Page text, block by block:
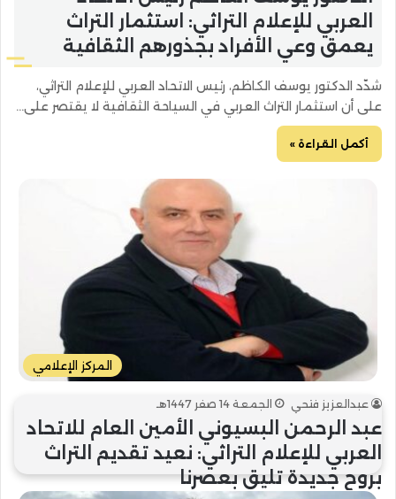
العربي للإعلام التراثي: استثمار التراث
يعمق وعي الأفراد بجذورهم الثقافية
شدّد الدكتور يوسف الكاظم، رئيس الاتحاد العربي للإعلام التراثي،
على أن استثمار التراث العربي في السياحة الثقافية لا يقتصر على…
أكمل القراءة »
المركز الإعلامي
عبدالعزيز فتحي الجمعة 14 صفر 1447هـ
عبد الرحمن البسيوني الأمين العام للاتحاد
العربي للإعلام التراثي: نعيد تقديم التراث
بروح جديدة تليق بعصرنا